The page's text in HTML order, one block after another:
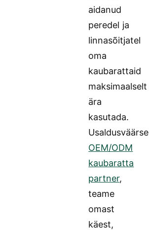
aidanud
peredel ja
linnasõitjatel
oma
kaubarattaid
maksimaalselt
ära
kasutada.
Usaldusväärse
OEM/ODM
kaubaratta
partner,
teame
omast
käest,